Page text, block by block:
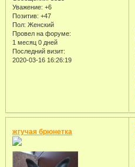
Уважение: +6
Позитив: +47
Пол: Женский
Провел на форуме:
1 месяц 0 дней
Последний визит:
2020-03-16 16:26:19
жгучая брюнетка